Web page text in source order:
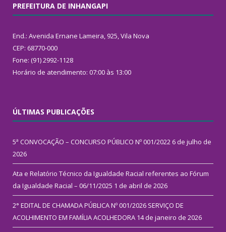
PREFEITURA DE INHANGAPI
End.: Avenida Ernane Lameira, 925, Vila Nova
CEP: 68770-000
Fone: (91) 2992-1128
Horário de atendimento: 07:00 às 13:00
ÚLTIMAS PUBLICAÇÕES
5ª CONVOCAÇÃO – CONCURSO PÚBLICO Nº 001/2022 6 de julho de
2026
Ata e Relatório Técnico da Igualdade Racial referentes ao Fórum
da Igualdade Racial – 06/11/2025 1 de abril de 2026
2° EDITAL DE CHAMADA PÚBLICA Nº 001/2026 SERVIÇO DE
ACOLHIMENTO EM FAMÍLIA ACOLHEDORA 14 de janeiro de 2026